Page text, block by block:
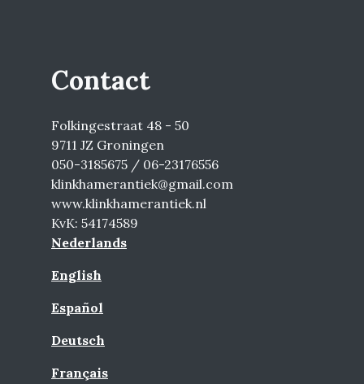
Contact
Folkingestraat 48 - 50
9711 JZ Groningen
050-3185675 / 06-23176556
klinkhamerantiek@gmail.com
www.klinkhamerantiek.nl
KvK: 54174589
Nederlands
English
Español
Deutsch
Français